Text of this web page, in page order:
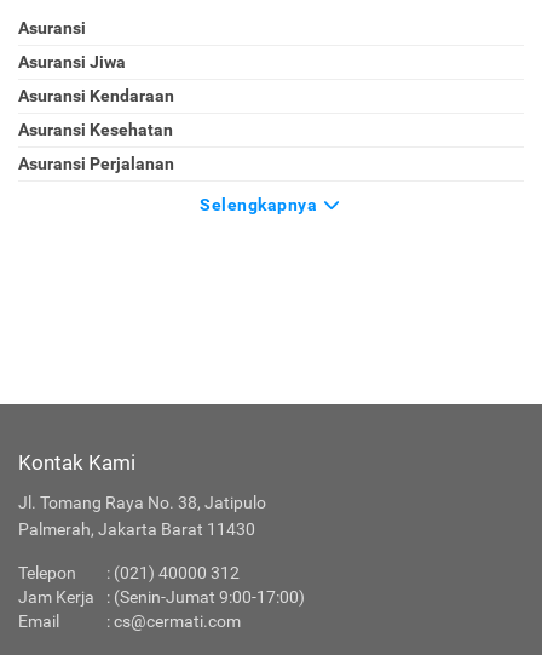
Asuransi
Asuransi Jiwa
Asuransi Kendaraan
Asuransi Kesehatan
Asuransi Perjalanan
Selengkapnya
Kontak Kami
Jl. Tomang Raya No. 38, Jatipulo
Palmerah, Jakarta Barat 11430
Telepon : (021) 40000 312
Jam Kerja
: (Senin-Jumat 9:00-17:00)
Email
:cs@cermati.com